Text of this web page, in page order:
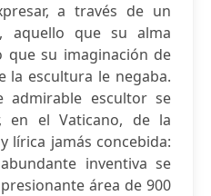
a través de un
aquello que su alma
que su imaginación de
la escultura le negaba.
admirable escultor se
en el Vaticano, de la
lírica jamás concebida:
inventiva se
área de 900